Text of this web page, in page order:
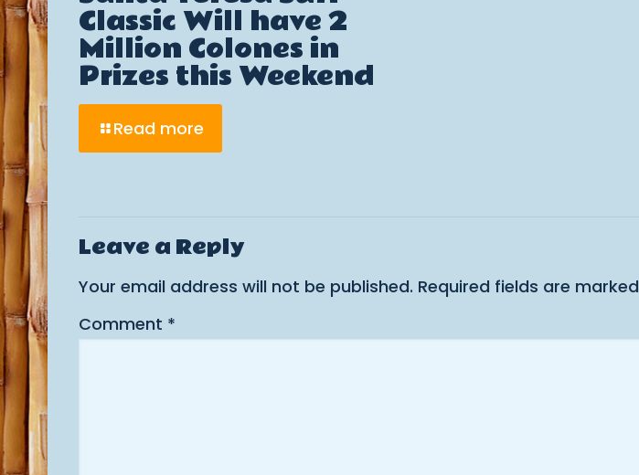
Classic Will have 2
Million Colones in
Prizes this Weekend
Read more
Leave a Reply
Your email address will not be published. Required fields are marked
Comment *